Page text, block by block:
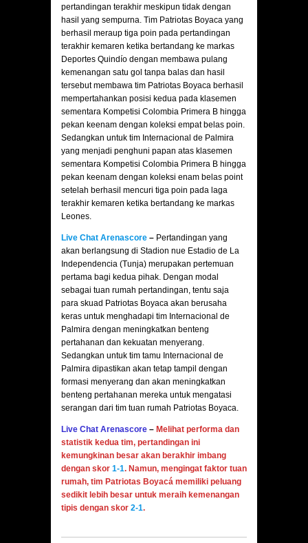
pertandingan terakhir meskipun tidak dengan
hasil yang sempurna. Tim Patriotas Boyaca yang
berhasil meraup tiga poin pada pertandingan
terakhir kemaren ketika bertandang ke markas
Deportes Quindío dengan membawa pulang
kemenangan satu gol tanpa balas dan hasil
tersebut membawa tim Patriotas Boyaca berhasil
mempertahankan posisi kedua pada klasemen
sementara Kompetisi Colombia Primera B hingga
pekan keenam dengan koleksi empat belas poin.
Sedangkan untuk tim Internacional de Palmira
yang menjadi penghuni papan atas klasemen
sementara Kompetisi Colombia Primera B hingga
pekan keenam dengan koleksi enam belas point
setelah berhasil mencuri tiga poin pada laga
terakhir kemaren ketika bertandang ke markas
Leones.
Live Chat Arenascore – Pertandingan yang
akan berlangsung di Stadion nue Estadio de La
Independencia (Tunja) merupakan pertemuan
pertama bagi kedua pihak. Dengan modal
sebagai tuan rumah pertandingan, tentu saja
para skuad Patriotas Boyaca akan berusaha
keras untuk menghadapi tim Internacional de
Palmira dengan meningkatkan benteng
pertahanan dan kekuatan menyerang.
Sedangkan untuk tim tamu Internacional de
Palmira dipastikan akan tetap tampil dengan
formasi menyerang dan akan meningkatkan
benteng pertahanan mereka untuk mengatasi
serangan dari tim tuan rumah Patriotas Boyaca.
Live Chat Arenascore – Melihat performa dan
statistik kedua tim, pertandingan ini
kemungkinan besar akan berakhir imbang
dengan skor 1-1. Namun, mengingat faktor tuan
rumah, tim Patriotas Boyacá memiliki peluang
sedikit lebih besar untuk meraih kemenangan
tipis dengan skor 2-1.